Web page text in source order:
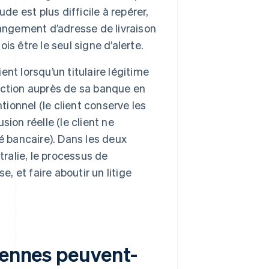
est plus difficile à repérer,
d’adresse de livraison
être le seul signe d’alerte.
lorsqu’un titulaire légitime
auprès de sa banque en
(le client conserve les
réelle (le client ne
bancaire). Dans les deux
le processus de
et faire aboutir un litige
peuvent-